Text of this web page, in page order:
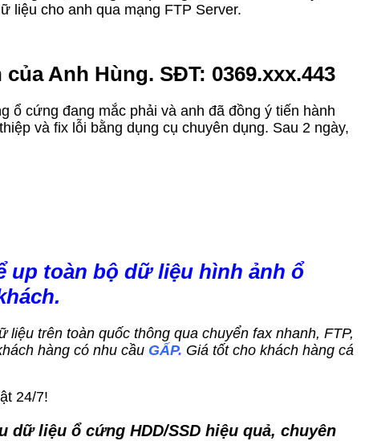
liệu cho anh qua mạng FTP Server.
Anh Hùng. SĐT: 0369.xxx.443
ổ cứng đang mắc phải và anh đã đồng ý tiến hành
và fix lỗi bằng dụng cụ chuyên dụng. Sau 2 ngày,
up toàn bộ dữ liệu hình ảnh ổ
trên toàn quốc thông qua chuyển fax nhanh, FTP,
hàng có nhu cầu GẤP. Giá tốt cho khách hàng cá
24/7!
liệu ổ cứng HDD/SSD hiệu quả, chuyên